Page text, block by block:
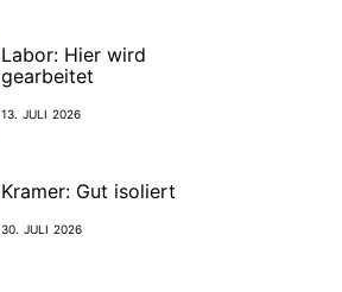
Labor: Hier wird
gearbeitet
13. JULI 2026
Kramer: Gut isoliert
30. JULI 2026